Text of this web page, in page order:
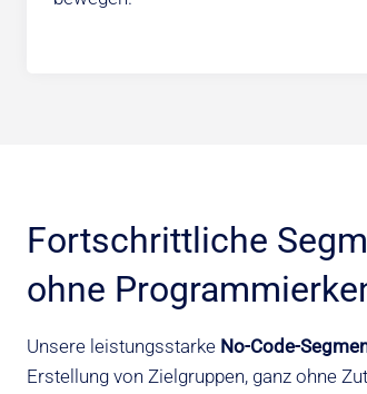
Fortschrittliche
ohne
Unsere leistungsstarke No-Code-
Erstellung von Zielgruppen, ganz ohne